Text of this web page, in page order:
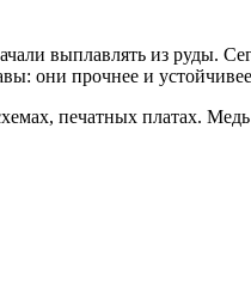
выплавлять из руды.
они прочнее и
печатных платах.